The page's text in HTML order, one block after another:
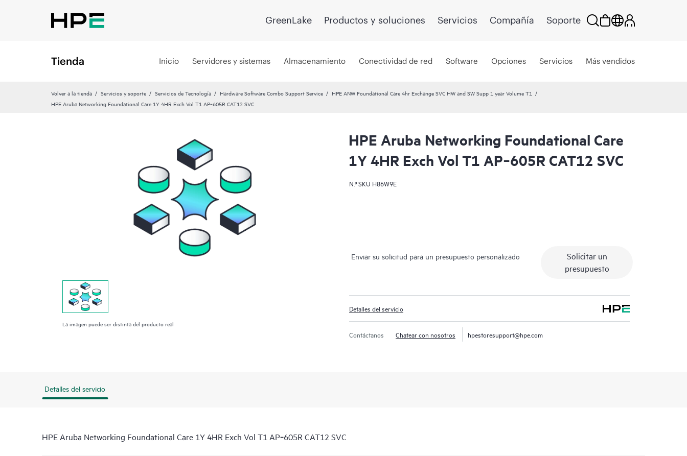
GreenLake Productos y soluciones Servicios Compañía Soporte
Tienda Inicio Servidores y sistemas Almacenamiento Conectividad de red Software Opciones Servicios Más vendidos
Volver a la tienda Servicios y soporte Servicios de Tecnología Hardware Software Combo Support Service
HPE ANW Foundational Care 4hr Exchange SVC HW and SW Supp 1 year Volume T1
HPE Aruba Networking Foundational Care 1Y 4HR Exch Vol T1 AP‑605R CAT12 SVC
La imagen puede ser distinta del producto real
HPE Aruba Networking Foundational Care
1Y 4HR Exch Vol T1 AP‑605R CAT12 SVC
N.º SKU H86W9E
Enviar su solicitud para un presupuesto personalizado
Solicitar un
presupuesto
Detalles del servicio
Contáctanos Chatear con nosotros hpestoresupport@hpe.com
Detalles del servicio
HPE Aruba Networking Foundational Care 1Y 4HR Exch Vol T1 AP‑605R CAT12 SVC